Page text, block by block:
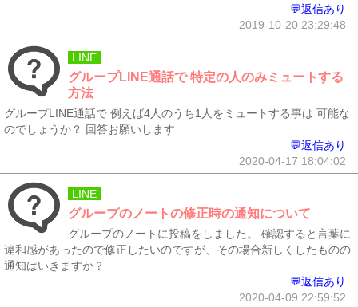
💬返信あり
2019-10-20 23:29:48
LINE
グループLINE通話で 特定の人のみミュートする
方法
グループLINE通話で 例えば4人のうち1人をミュートする事は 可能な
のでしょうか？ 回答お願いします
💬返信あり
2020-04-17 18:04:02
LINE
グループのノートの修正時の通知について
グループのノートに投稿をしました。 確認すると言葉に
違和感があったので修正したいのですが、その場合新しくしたものの
通知はいきますか？
💬返信あり
2020-04-09 22:59:52